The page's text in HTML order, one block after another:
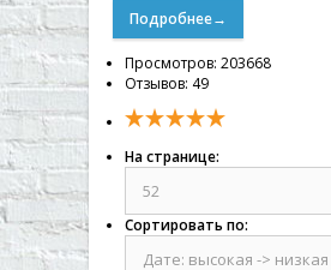
Подробнее→
Просмотров: 203668
Отзывов: 49
На странице:
Сортировать по: